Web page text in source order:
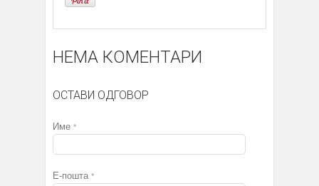
НЕМА КОМЕНТАРИ
ОСТАВИ ОДГОВОР
Име *
Е-пошта *